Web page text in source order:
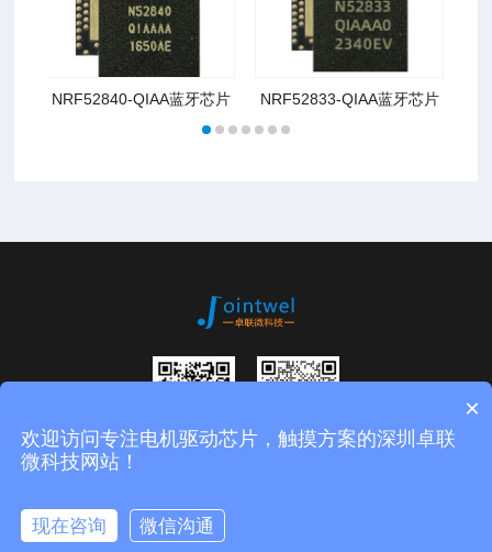
NRF52840-QIAA蓝牙芯片 NRF52833-QIAA蓝牙芯片
扫码进入公众
微信二维码
版权所有：深圳市卓联微科技有限公司
×
欢迎访问专注电机驱动芯片，触摸方案的深圳卓联
微科技网站！
现在咨询 微信沟通